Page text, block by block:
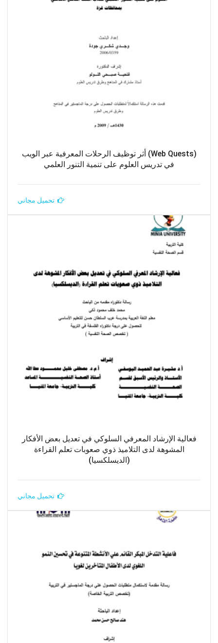
(Web Quests) أثر توظيف الرحلات المعرفية عبر الويب
في تدريس العلوم على تنمية التنور العلمي
تحميل مجاني
فعالية الإرشاد المعرفي السلوكي في تعديل بعض الأفكار
المشوهة لدى التلاميذ ذوي صعوبات تعلم القراءة
(الديسلكسيا)
تحميل مجاني